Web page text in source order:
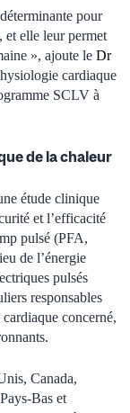
pour
et elle leur permet
», ajoute le Dr
cardiaque
SCLV à
de la chaleur
étude clinique
et l’efficacité
pulsé (PFA,
de l’énergie
pulsés
responsables
concerné,
Canada,
Bas et